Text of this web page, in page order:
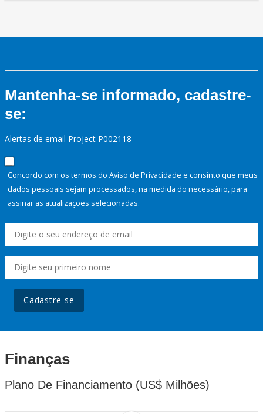
Mantenha-se informado, cadastre-
se:
Alertas de email Project P002118
Concordo com os termos do Aviso de Privacidade e consinto que meus
dados pessoais sejam processados, na medida do necessário, para
assinar as atualizações selecionadas.
Cadastre-se
Finanças
Plano De Financiamento (US$ Milhões)